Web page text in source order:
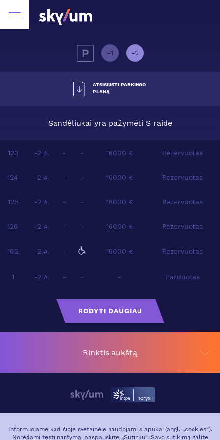
-1 -2
ATSISIŲSTI PARKINGO
PLANĄ
Sandėliukai yra pažymėti S raide
123 -2 A. - - 16000 € Rezervuotas
124 -2 A. - - 16000 € Rezervuotas
125 -2 A. - - 16000 € Rezervuotas
126 -2 A. - - 16000 € Rezervuotas
162 -2 A. - 16000 € Rezervuotas
1 -2 A. - - - Parduotas
RODYTI DAUGIAU
Rinktis aukštą
VIETA MIESTE
GALERIJA
Informuojame kad šioje svetainėje naudojami slapukai (angl. „cookies“).
Norėdami tęsti naršymą, paspauskite „Sutinku“. Savo sutikimą galite